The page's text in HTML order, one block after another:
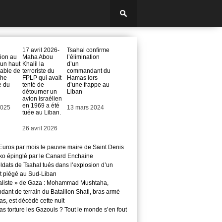
au
haut
de
du
17 avril 2026-
Maha Abou
Khalil la
terroriste du
FPLP qui avait
tenté de
détourner un
avion israélien
en 1969 a été
tuée au Liban.
Date
26 avril 2026
Tsahal confirme
l’élimination
d’un
commandant du
Hamas lors
d’une frappe au
Liban
Date
13 mars 2024
par mois le pauvre maire de Saint Denis
épinglé par le Canard Enchaine
de Tsahal tués dans l’explosion d’un
piégé au Sud-Liban
» de Gaza : Mohammad Mushtaha,
de terrain du Bataillon Shati, bras armé
est décédé cette nuit
torture les Gazouis ? Tout le monde s’en fout